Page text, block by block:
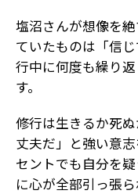
塩沼さんが想像を
ていたものは「信
行中に何度も繰り
す。
修行は生きるか死
丈夫だ」と強い意
セントでも自分を
に心が全部引っ張ら